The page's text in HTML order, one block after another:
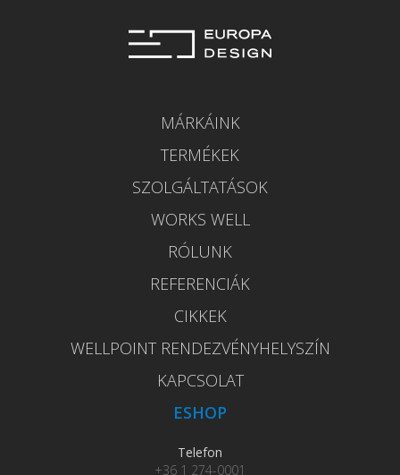
MÁRKÁINK
TERMÉKEK
SZOLGÁLTATÁSOK
WORKS WELL
RÓLUNK
REFERENCIÁK
CIKKEK
WELLPOINT RENDEZVÉNYHELYSZÍN
KAPCSOLAT
ESHOP
Telefon
+36 1 274-0001